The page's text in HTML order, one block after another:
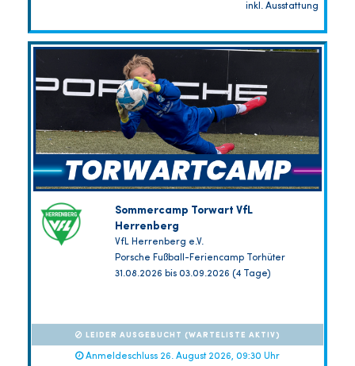
inkl. Ausstattung
Sommercamp Torwart VfL
Herrenberg
VfL Herrenberg e.V.
Porsche Fußball-Feriencamp Torhüter
31.08.2026 bis 03.09.2026 (4 Tage)
LEIDER AUSGEBUCHT (WARTELISTE AKTIV)
Anmeldeschluss 26. August 2026, 09:30 Uhr